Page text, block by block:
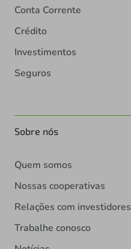
Conta Corrente
Crédito
Investimentos
Seguros
Sobre nós
Quem somos
Nossas cooperativas
Relações com investidores
Trabalhe conosco